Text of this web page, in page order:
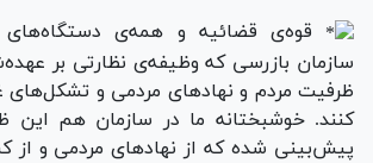
قوه‌ی قضائیه و همه‌ی دستگاه‌های
سازمان بازرسی که وظیفه‌ی نظارتی بر
ظرفیت مردم و نهادهای مردمی و تشکل‌های
کنند. خوشبختانه ما در سازمان هم این
پیش‌بینی شده که از نهادهای مردمی و از